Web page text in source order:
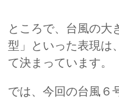
ところで、台風の大
型」といった表現は
て決まっています。
では、今回の台風６